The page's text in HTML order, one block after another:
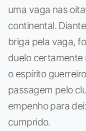
uma vaga nas
continental.
briga pela vaga,
duelo certamente
o espírito
passagem pelo
empenho para
cumprido.